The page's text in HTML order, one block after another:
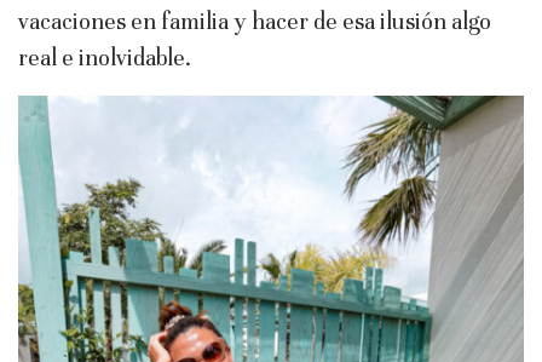
vacaciones en familia y hacer de esa ilusión algo
real e inolvidable.